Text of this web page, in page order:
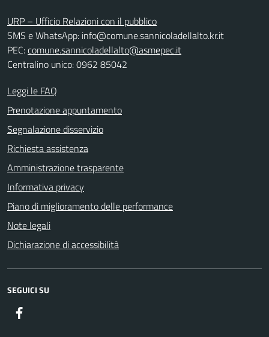
URP – Ufficio Relazioni con il pubblico
SMS e WhatsApp: info@comune.sannicoladellalto.kr.it
PEC:comune.sannicoladellalto@asmepec.it
Centralino unico: 0962 85042
Leggi le FAQ
Prenotazione appuntamento
Segnalazione disservizio
Richiesta assistenza
Amministrazione trasparente
Informativa privacy
Piano di miglioramento delle performance
Note legali
Dichiarazione di accessibilità
SEGUICI SU